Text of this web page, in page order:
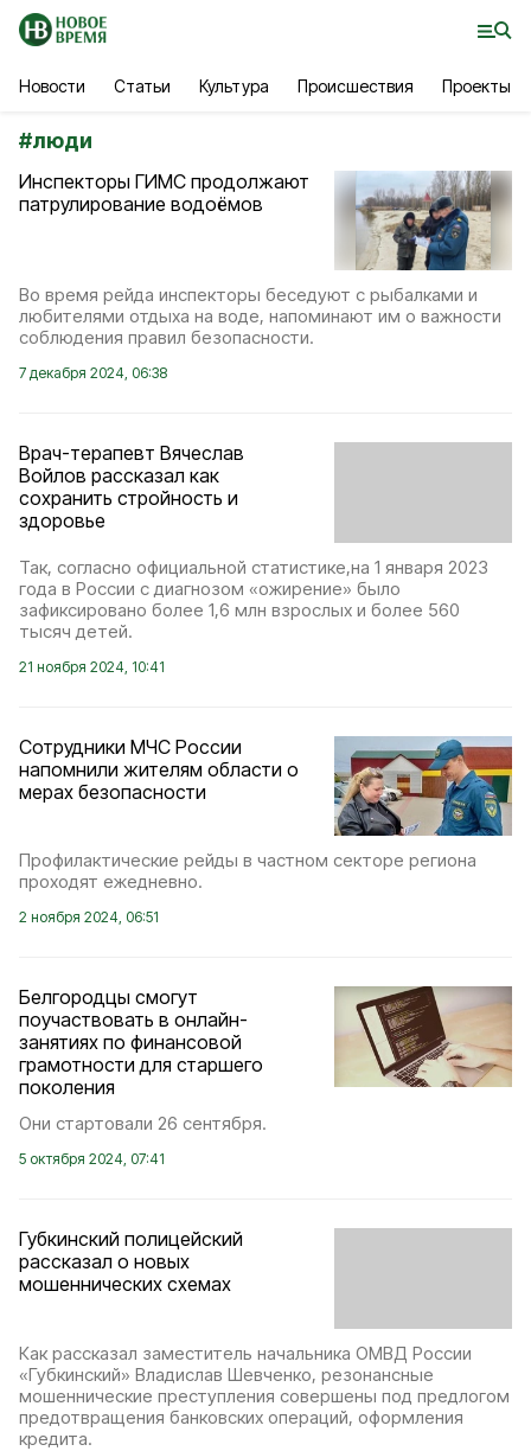
Новости Статьи Культура Происшествия Проекты
#люди
Инспекторы ГИМС продолжают
патрулирование водоёмов
Во время рейда инспекторы беседуют с рыбалками и
любителями отдыха на воде, напоминают им о важности
соблюдения правил безопасности.
7 декабря 2024, 06:38
Врач-терапевт Вячеслав
Войлов рассказал как
сохранить стройность и
здоровье
Так, согласно официальной статистике,на 1 января 2023
года в России с диагнозом «ожирение» было
зафиксировано более 1,6 млн взрослых и более 560
тысяч детей.
21 ноября 2024, 10:41
Сотрудники МЧС России
напомнили жителям области о
мерах безопасности
Профилактические рейды в частном секторе региона
проходят ежедневно.
2 ноября 2024, 06:51
Белгородцы смогут
поучаствовать в онлайн-
занятиях по финансовой
грамотности для старшего
поколения
Они стартовали 26 сентября.
5 октября 2024, 07:41
Губкинский полицейский
рассказал о новых
мошеннических схемах
Как рассказал заместитель начальника ОМВД России
«Губкинский» Владислав Шевченко, резонансные
мошеннические преступления совершены под предлогом
предотвращения банковских операций, оформления
кредита.